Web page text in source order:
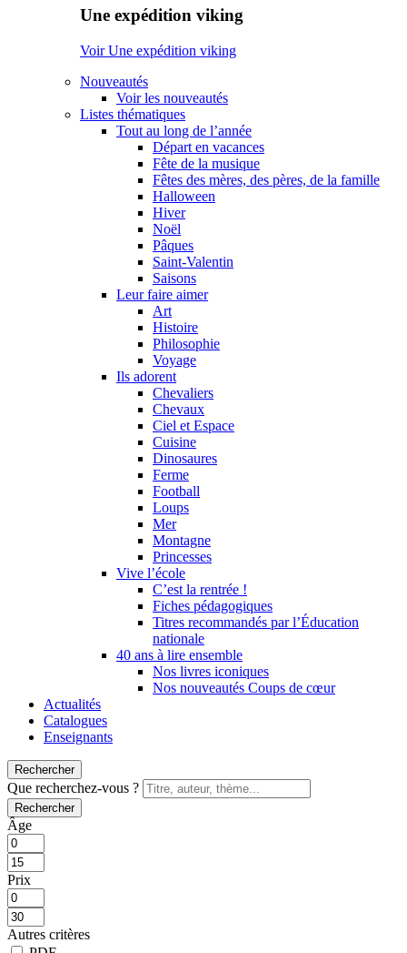
Une expédition viking
Voir Une expédition viking
Nouveautés
Voir les nouveautés
Listes thématiques
Tout au long de l’année
Départ en vacances
Fête de la musique
Fêtes des mères, des pères, de la famille
Halloween
Hiver
Noël
Pâques
Saint-Valentin
Saisons
Leur faire aimer
Art
Histoire
Philosophie
Voyage
Ils adorent
Chevaliers
Chevaux
Ciel et Espace
Cuisine
Dinosaures
Ferme
Football
Loups
Mer
Montagne
Princesses
Vive l’école
C’est la rentrée !
Fiches pédagogiques
Titres recommandés par l’Éducation
nationale
40 ans à lire ensemble
Nos livres iconiques
Nos nouveautés Coups de cœur
Actualités
Catalogues
Enseignants
Rechercher
Que recherchez-vous ?
Rechercher
Âge
Prix
Autres critères